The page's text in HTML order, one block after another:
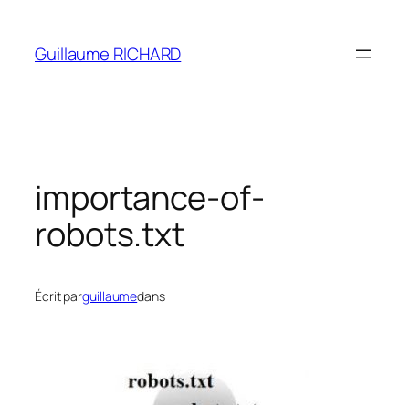
contenu
Guillaume RICHARD
importance-of-
robots.txt
Écrit parguillaumedans